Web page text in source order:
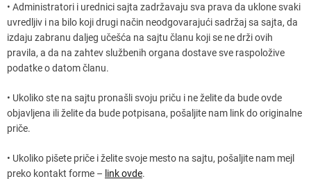
• Administratori i urednici sajta zadržavaju sva prava da uklone svaki
uvredljiv i na bilo koji drugi način neodgovarajući sadržaj sa sajta, da
izdaju zabranu daljeg učešća na sajtu članu koji se ne drži ovih
pravila, a da na zahtev službenih organa dostave sve raspoložive
podatke o datom članu.
• Ukoliko ste na sajtu pronašli svoju priču i ne želite da bude ovde
objavljena ili želite da bude potpisana, pošaljite nam link do originalne
priče.
• Ukoliko pišete priče i želite svoje mesto na sajtu, pošaljite nam mejl
preko kontakt forme – link ovde.